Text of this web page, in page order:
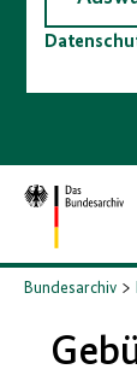
Zur
Startseite
Bundesarchiv